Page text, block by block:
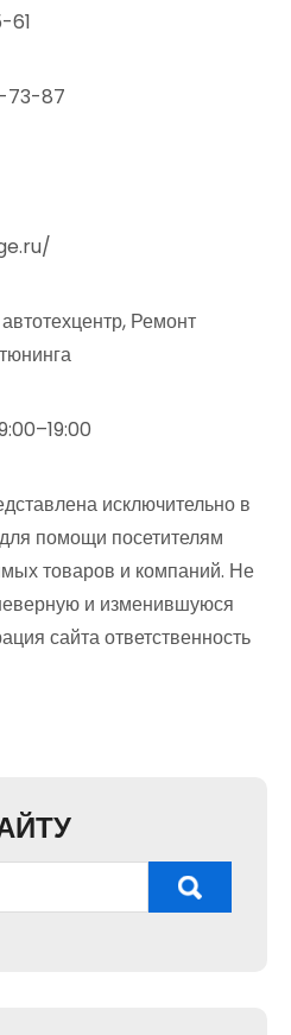
61
73-87
Ремонт
исключительно в
помощи посетителям
товаров и компаний. Не
и изменившуюся
сайта ответственность